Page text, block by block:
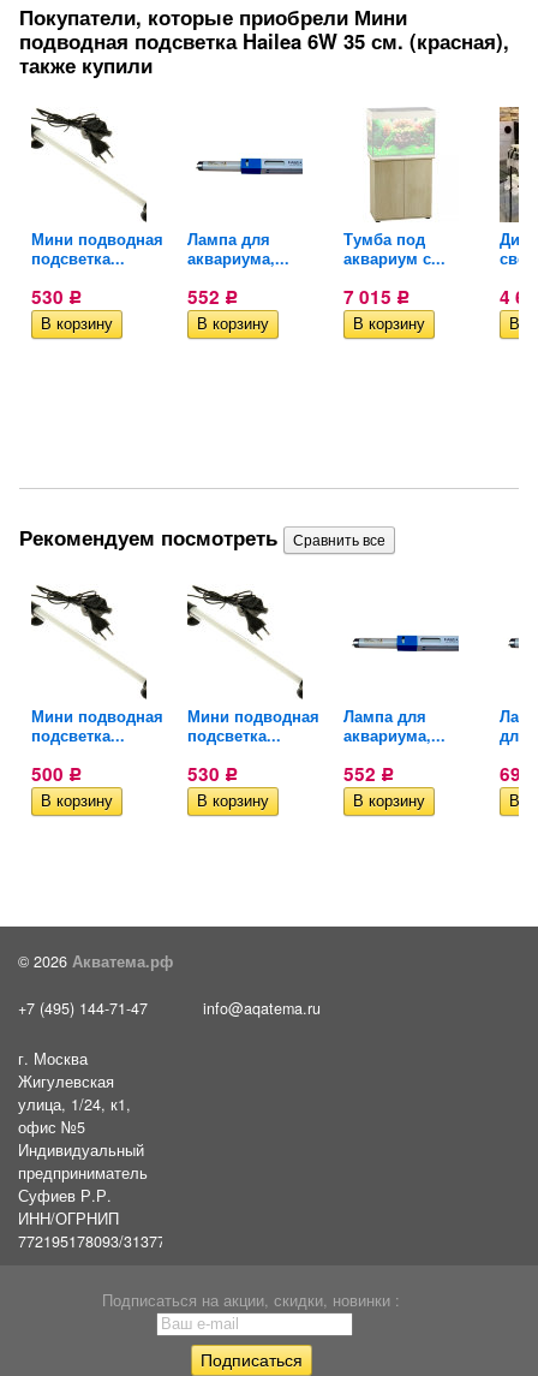
Покупатели, которые приобрели Мини
подводная подсветка Hailea 6W 35 см. (красная),
также купили
Мини подводная
подсветка...
530 Р
Лампа для
аквариума,...
552 Р
Тумба под
аквариум с...
7 015 Р 4
Рекомендуем посмотреть
Мини подводная
подсветка...
500 Р
Мини подводная
подсветка...
530 Р
Лампа для
аквариума,...
552 Р 691
© 2026 Акватема.рф
+7 (495) 144-71-47 info@aqatema.ru
г. Москва
Жигулевская
улица, 1/24, к1,
офис №5
Индивидуальный
предприниматель
Суфиев Р.Р.
ИНН/ОГРНИП
772195178093/31377461610054
Подписаться на акции, скидки, новинки :